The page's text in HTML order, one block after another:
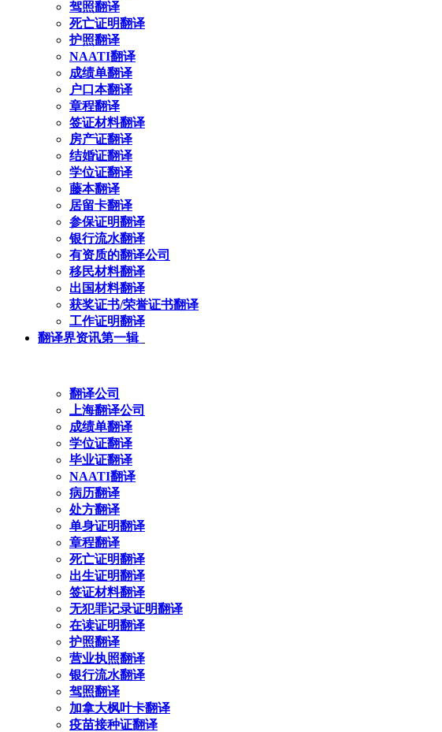
驾照翻译
死亡证明翻译
护照翻译
NAATI翻译
成绩单翻译
户口本翻译
章程翻译
签证材料翻译
房产证翻译
结婚证翻译
学位证翻译
藤本翻译
居留卡翻译
参保证明翻译
银行流水翻译
有资质的翻译公司
移民材料翻译
出国材料翻译
获奖证书/荣誉证书翻译
工作证明翻译
翻译界资讯第一辑
翻译公司
上海翻译公司
成绩单翻译
学位证翻译
毕业证翻译
NAATI翻译
病历翻译
处方翻译
单身证明翻译
章程翻译
死亡证明翻译
出生证明翻译
签证材料翻译
无犯罪记录证明翻译
在读证明翻译
护照翻译
营业执照翻译
银行流水翻译
驾照翻译
加拿大枫叶卡翻译
疫苗接种证翻译